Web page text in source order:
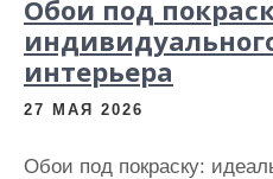
Обои под
интерьера
27 МАЯ 2026
Обои под покраску: